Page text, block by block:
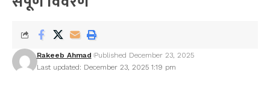
Last updated: December 23, 2025 1:19 pm
Rakeeb Ahmad Published December 23, 2025